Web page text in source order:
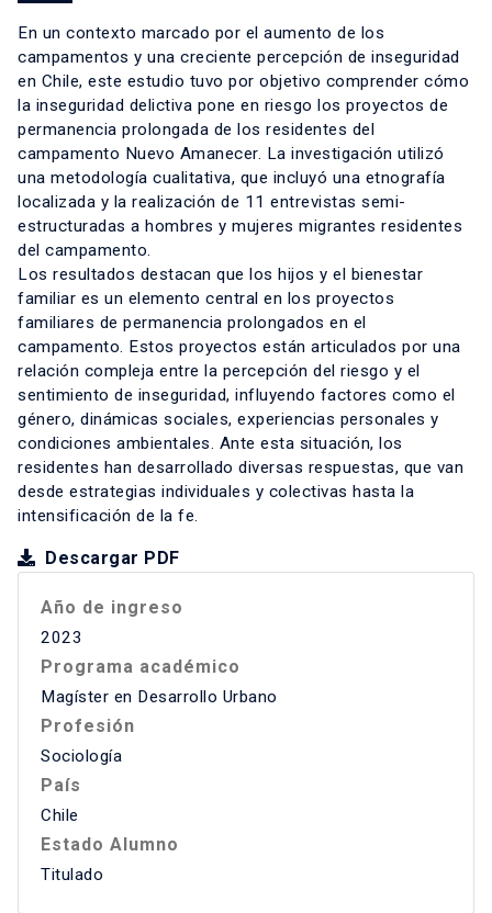
En un contexto marcado por el aumento de los
campamentos y una creciente percepción de inseguridad
en Chile, este estudio tuvo por objetivo comprender cómo
la inseguridad delictiva pone en riesgo los proyectos de
permanencia prolongada de los residentes del
campamento Nuevo Amanecer. La investigación utilizó
una metodología cualitativa, que incluyó una etnografía
localizada y la realización de 11 entrevistas semi-
estructuradas a hombres y mujeres migrantes residentes
del campamento.
Los resultados destacan que los hijos y el bienestar
familiar es un elemento central en los proyectos
familiares de permanencia prolongados en el
campamento. Estos proyectos están articulados por una
relación compleja entre la percepción del riesgo y el
sentimiento de inseguridad, influyendo factores como el
género, dinámicas sociales, experiencias personales y
condiciones ambientales. Ante esta situación, los
residentes han desarrollado diversas respuestas, que van
desde estrategias individuales y colectivas hasta la
intensificación de la fe.
Descargar PDF
Año de ingreso
2023
Programa académico
Magíster en Desarrollo Urbano
Profesión
Sociología
País
Chile
Estado Alumno
Titulado